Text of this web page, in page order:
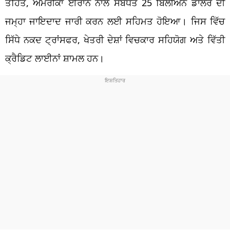
ਜਮ੍ਹਾ ਜਾਇਦਾਦ ਜਾਰੀ ਕਰਨ ਲਈ ਸਹਿਮਤ ਹੋਇਆ। ਜਿਸ ਵਿੱਚ
ਸਿੱਧੇ ਨਕਦ ਟ੍ਰਾਂਸਫਰ, ਖੇਤਰੀ ਦੇਸ਼ਾਂ ਵਿਚਕਾਰ ਸਹਿਯੋਗ ਅਤੇ ਵਿੱਤੀ
ਕ੍ਰੈਡਿਟ ਲਾਈਨਾਂ ਸ਼ਾਮਲ ਹਨ।